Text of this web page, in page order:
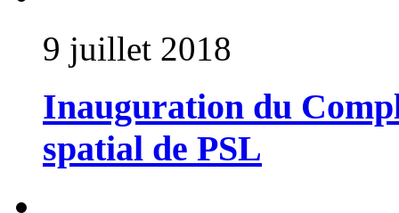
9 juillet 2018
Inauguration du
spatial de PSL